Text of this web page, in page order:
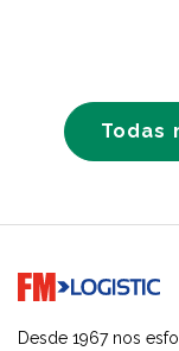
Todas
Go to home page
Desde 1967 nos